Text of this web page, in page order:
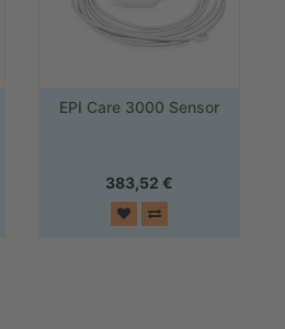
EPI Care 3000 Sensor
383,52 €